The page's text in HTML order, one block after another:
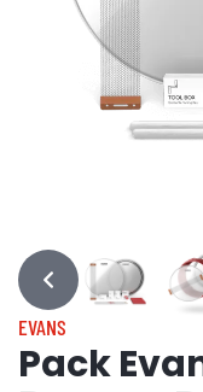
…
EVANS
Pack